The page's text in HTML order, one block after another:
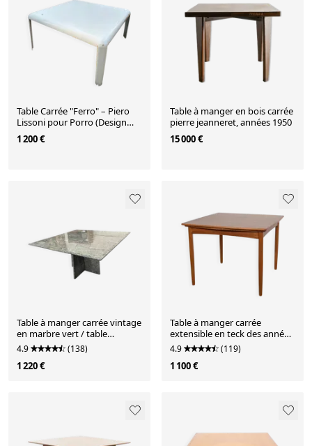
Table Carrée "Ferro" – Piero
Lissoni pour Porro (Design
Italien)
1 200 €
Table à manger en bois carrée
pierre jeanneret, années 1950
15 000 €
Table à manger carrée vintage
en marbre vert / table
wabisabi
4.9 (138)
1 220 €
Table à manger carrée
extensible en teck des années
1960, Danemark
4.9 (119)
1 100 €